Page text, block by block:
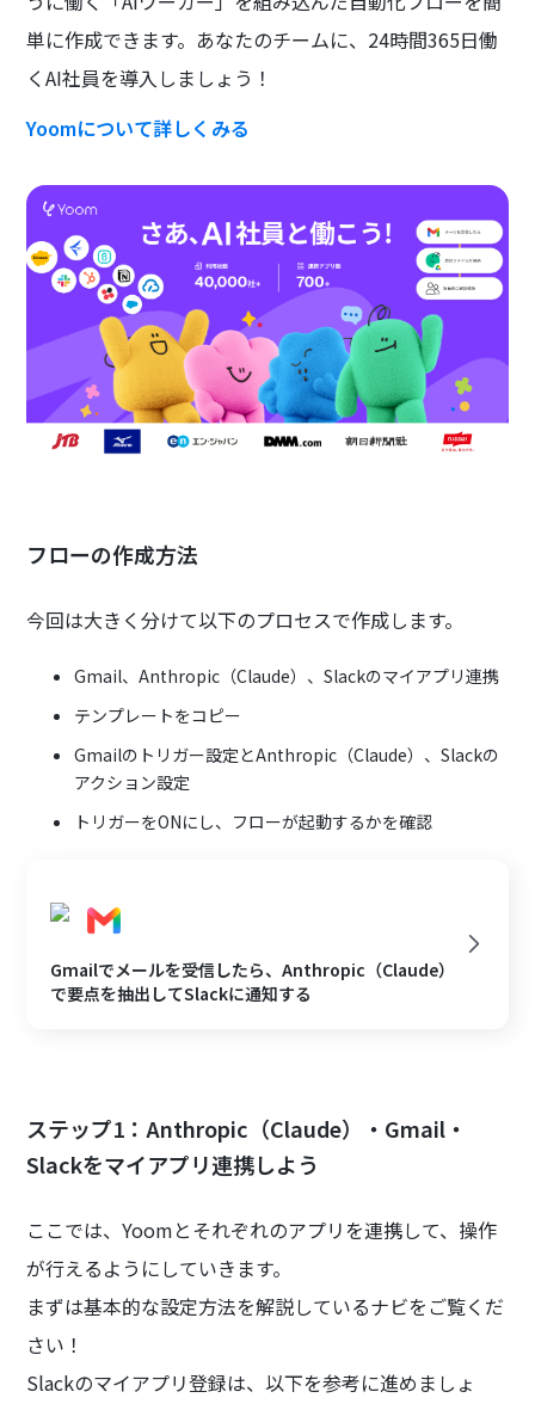
単に作成できます。あなたのチームに、24時間365日働
くAI社員を導入しましょう！
Yoomについて詳しくみる
フローの作成方法
今回は大きく分けて以下のプロセスで作成します。
Gmail、Anthropic（Claude）、Slackのマイアプリ連携
テンプレートをコピー
Gmailのトリガー設定とAnthropic（Claude）、Slackの
アクション設定
トリガーをONにし、フローが起動するかを確認
Gmailでメールを受信したら、Anthropic（Claude）
で要点を抽出してSlackに通知する
ステップ1：Anthropic（Claude）・Gmail・
Slackをマイアプリ連携しよう
ここでは、Yoomとそれぞれのアプリを連携して、操作
が行えるようにしていきます。
まずは基本的な設定方法を解説しているナビをご覧くだ
さい！
Slackのマイアプリ登録は、以下を参考に進めましょ